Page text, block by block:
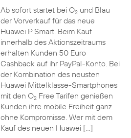
Ab sofort startet bei O2und Blau
der Vorverkauf für das neue
Huawei P Smart. Beim Kauf
innerhalb des Aktionszeitraums
erhalten Kunden 50 Euro
Cashback auf ihr PayPal-Konto. Bei
der Kombination des neusten
Huawei Mittelklasse-Smartphones
mit den O2Free Tarifen genießen
Kunden ihre mobile Freiheit ganz
ohne Kompromisse. Wer mit dem
Kauf des neuen Huawei […]